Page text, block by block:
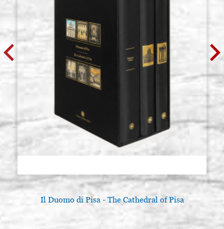
Il Duomo di Pisa - The Cathedral of Pisa